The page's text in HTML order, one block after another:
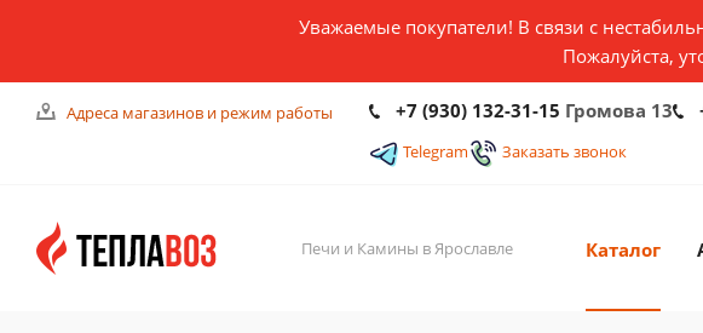
Уважаемые покупатели! В связи с
Пожалуйста,
Адреса магазинов и режим работы +7 (930) 132-31-15 Громова 13
Telegram Заказать звонок
Печи и Камины в Ярославле Каталог